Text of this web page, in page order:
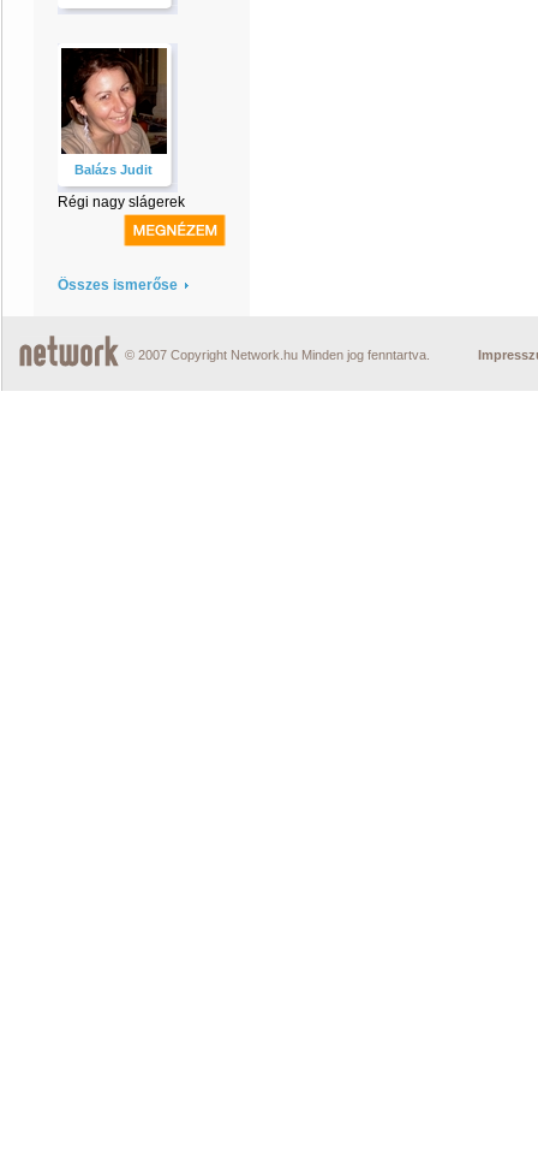
Balázs Judit
Régi nagy slágerek
Összes ismerőse
© 2007 Copyright Network.hu Minden jog fenntartva.